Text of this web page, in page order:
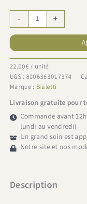
-
de
Bialetti
Pot
lait
inox
75cl
+
22,00€ / unité
UGS : 8006363017374
Marque : Bialetti
Livraison gratuite pour
Commande avant
lundi au vendredi)
Un grand soin est
Notre site et nos
Description